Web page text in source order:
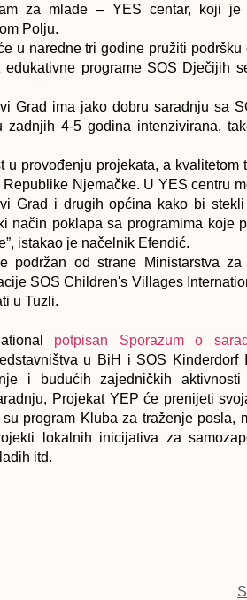
za mlade – YES centar, koji je
Polju.
u naredne tri godine pružiti podršku
programe SOS Dječijih
Grad ima jako dobru saradnju sa
4-5 godina intenzivirana,
provođenju projekata, a kvalitetom
Njemačke. U YES centru
Grad i drugih općina kako bi
način poklapa sa programima koje
istakao je načelnik Efendić.
podržan od strane Ministarstva za
SOS Children's Villages
u Tuzli.
potpisan Sporazum o
u BiH i SOS Kinderdorf
i budućih zajedničkih
Projekat YEP će prenijeti
program Kluba za traženje posla,
lokalnih inicijativa za
itd.